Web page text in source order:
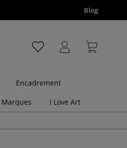
Blog
Encadrement
Marques I Love Art